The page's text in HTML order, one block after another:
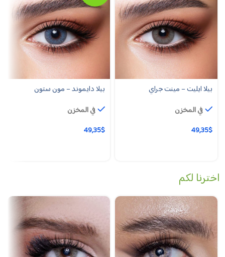
بيلا ايليت – مينت جراي
في المخزن
49,35$
بيلا دايموند – مون ستون
في المخزن
49,35$
اخترنا لكم